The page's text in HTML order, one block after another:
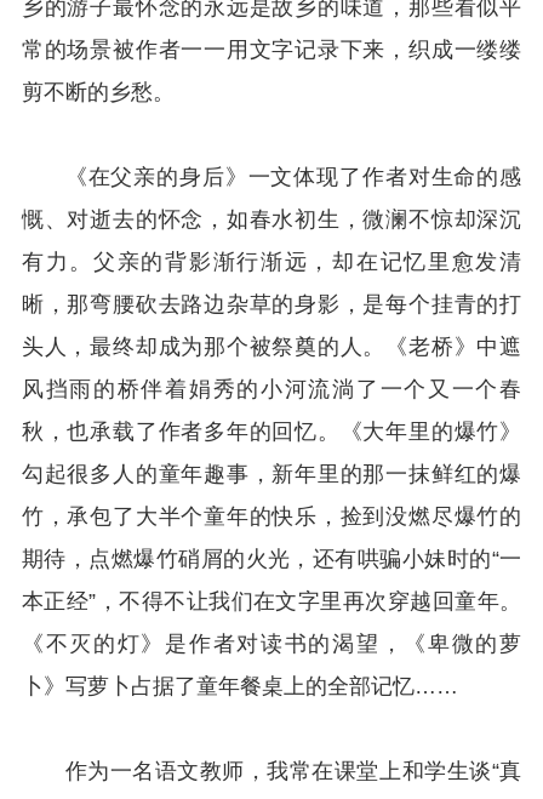
乡的游子最怀念的永远是故乡的味道，那些看似平
常的场景被作者一一用文字记录下来，织成一缕缕
剪不断的乡愁。
《在父亲的身后》一文体现了作者对生命的感
慨、对逝去的怀念，如春水初生，微澜不惊却深沉
有力。父亲的背影渐行渐远，却在记忆里愈发清
晰，那弯腰砍去路边杂草的身影，是每个挂青的打
头人，最终却成为那个被祭奠的人。《老桥》中遮
风挡雨的桥伴着娟秀的小河流淌了一个又一个春
秋，也承载了作者多年的回忆。《大年里的爆竹》
勾起很多人的童年趣事，新年里的那一抹鲜红的爆
竹，承包了大半个童年的快乐，捡到没燃尽爆竹的
期待，点燃爆竹硝屑的火光，还有哄骗小妹时的“一
本正经”，不得不让我们在文字里再次穿越回童年。
《不灭的灯》是作者对读书的渴望，《卑微的萝
卜》写萝卜占据了童年餐桌上的全部记忆……
作为一名语文教师，我常在课堂上和学生谈“真